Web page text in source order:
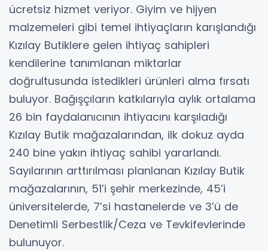
ücretsiz hizmet veriyor. Giyim ve hijyen
malzemeleri gibi temel ihtiyaçların karışlandığı
Kızılay Butiklere gelen ihtiyaç sahipleri
kendilerine tanımlanan miktarlar
doğrultusunda istedikleri ürünleri alma fırsatı
buluyor. Bağışçıların katkılarıyla aylık ortalama
26 bin faydalanıcının ihtiyacını karşıladığı
Kızılay Butik mağazalarından, ilk dokuz ayda
240 bine yakın ihtiyaç sahibi yararlandı.
Sayılarının arttırılması planlanan Kızılay Butik
mağazalarının, 51’i şehir merkezinde, 45’i
üniversitelerde, 7’si hastanelerde ve 3’ü de
Denetimli Serbestlik/Ceza ve Tevkifevlerinde
bulunuyor.